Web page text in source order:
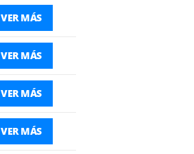
VER MÁS
VER MÁS
VER MÁS
VER MÁS